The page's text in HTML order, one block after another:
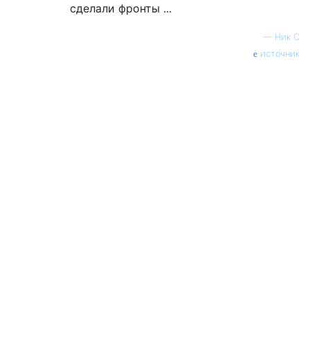
сделали фронты ...
— Ник С
источник